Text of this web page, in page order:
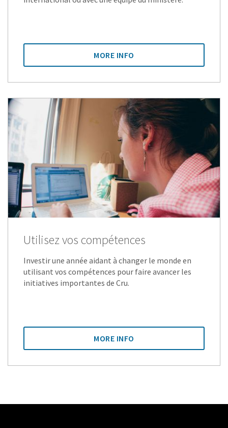
MORE INFO
Utilisez vos compétences
Investir une année aidant à changer le monde en
utilisant vos compétences pour faire avancer les
initiatives importantes de Cru.
MORE INFO